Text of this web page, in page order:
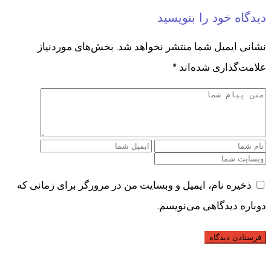
دیدگاه خود را بنویسید
نشانی ایمیل شما منتشر نخواهد شد. بخش‌های موردنیاز
علامت‌گذاری شده‌اند *
ذخیره نام، ایمیل و وبسایت من در مرورگر برای زمانی که
دوباره دیدگاهی می‌نویسم.